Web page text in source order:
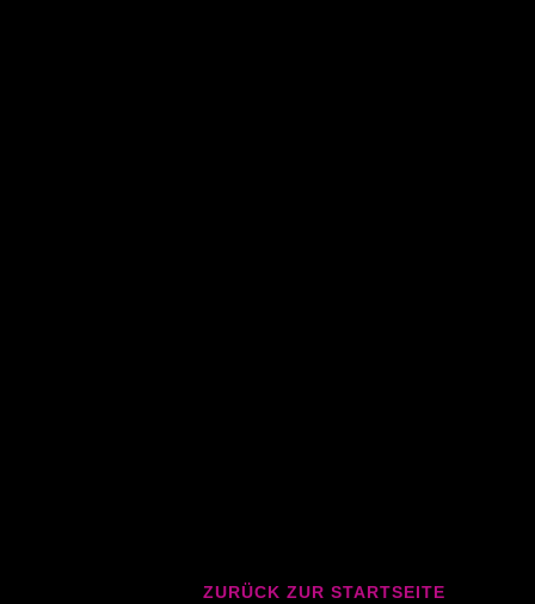
ZURÜCK ZUR STARTSEITE